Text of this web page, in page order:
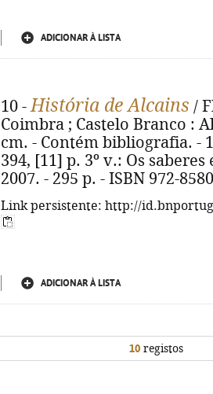
ADICIONAR À LISTA
10 -História de Alcains /
Coimbra ; Castelo Branco :
cm. - Contém bibliografia. -
394, [11] p. 3º v.: Os
2007. - 295 p. - ISBN 972-
Link persistente: http://
ADICIONAR À LISTA
10registos